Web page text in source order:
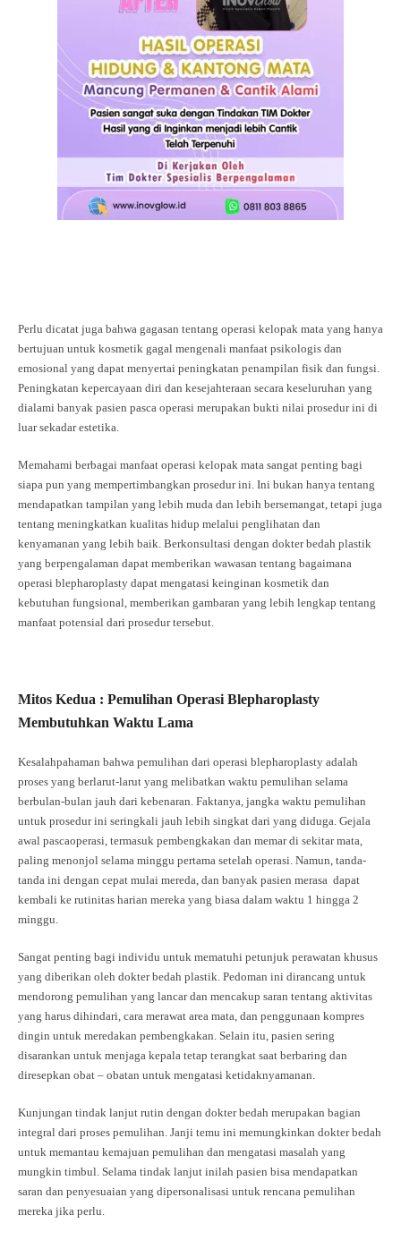
Perlu dicatat juga bahwa gagasan tentang operasi kelopak mata yang hanya
bertujuan untuk kosmetik gagal mengenali manfaat psikologis dan
emosional yang dapat menyertai peningkatan penampilan fisik dan fungsi.
Peningkatan kepercayaan diri dan kesejahteraan secara keseluruhan yang
dialami banyak pasien pasca operasi merupakan bukti nilai prosedur ini di
luar sekadar estetika.
Memahami berbagai manfaat operasi kelopak mata sangat penting bagi
siapa pun yang mempertimbangkan prosedur ini. Ini bukan hanya tentang
mendapatkan tampilan yang lebih muda dan lebih bersemangat, tetapi juga
tentang meningkatkan kualitas hidup melalui penglihatan dan
kenyamanan yang lebih baik. Berkonsultasi dengan dokter bedah plastik
yang berpengalaman dapat memberikan wawasan tentang bagaimana
operasi blepharoplasty dapat mengatasi keinginan kosmetik dan
kebutuhan fungsional, memberikan gambaran yang lebih lengkap tentang
manfaat potensial dari prosedur tersebut.
Mitos Kedua : Pemulihan Operasi Blepharoplasty
Membutuhkan Waktu Lama
Kesalahpahaman bahwa pemulihan dari operasi blepharoplasty adalah
proses yang berlarut-larut yang melibatkan waktu pemulihan selama
berbulan-bulan jauh dari kebenaran. Faktanya, jangka waktu pemulihan
untuk prosedur ini seringkali jauh lebih singkat dari yang diduga. Gejala
awal pascaoperasi, termasuk pembengkakan dan memar di sekitar mata,
paling menonjol selama minggu pertama setelah operasi. Namun, tanda-
tanda ini dengan cepat mulai mereda, dan banyak pasien merasa dapat
kembali ke rutinitas harian mereka yang biasa dalam waktu 1 hingga 2
minggu.
Sangat penting bagi individu untuk mematuhi petunjuk perawatan khusus
yang diberikan oleh dokter bedah plastik. Pedoman ini dirancang untuk
mendorong pemulihan yang lancar dan mencakup saran tentang aktivitas
yang harus dihindari, cara merawat area mata, dan penggunaan kompres
dingin untuk meredakan pembengkakan. Selain itu, pasien sering
disarankan untuk menjaga kepala tetap terangkat saat berbaring dan
diresepkan obat – obatan untuk mengatasi ketidaknyamanan.
Kunjungan tindak lanjut rutin dengan dokter bedah merupakan bagian
integral dari proses pemulihan. Janji temu ini memungkinkan dokter bedah
untuk memantau kemajuan pemulihan dan mengatasi masalah yang
mungkin timbul. Selama tindak lanjut inilah pasien bisa mendapatkan
saran dan penyesuaian yang dipersonalisasi untuk rencana pemulihan
mereka jika perlu.